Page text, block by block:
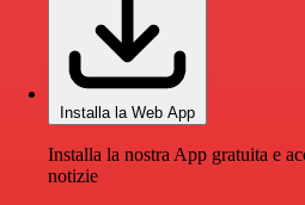
Installa la Web App
Installa la nostra App gratuita e
notizie